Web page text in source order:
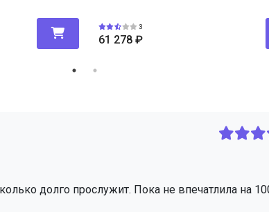
3
61 278 ₽
долго прослужит. Пока не впечатлила на